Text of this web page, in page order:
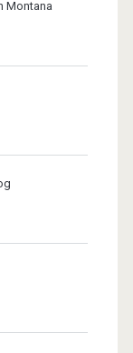
Montana